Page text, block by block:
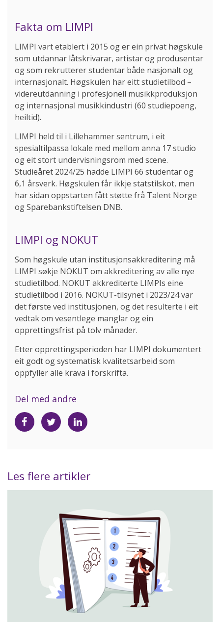
Fakta om LIMPI
LIMPI vart etablert i 2015 og er ein privat høgskule
som utdannar låtskrivarar, artistar og produsentar
og som rekrutterer studentar både nasjonalt og
internasjonalt. Høgskulen har eitt studietilbod –
videreutdanning i profesjonell musikkproduksjon
og internasjonal musikkindustri (60 studiepoeng,
heiltid).
LIMPI held til i Lillehammer sentrum, i eit
spesialtilpassa lokale med mellom anna 17 studio
og eit stort undervisningsrom med scene.
Studieåret 2024/25 hadde LIMPI 66 studentar og
6,1 årsverk. Høgskulen får ikkje statstilskot, men
har sidan oppstarten fått støtte frå Talent Norge
og Sparebankstiftelsen DNB.
LIMPI og NOKUT
Som høgskule utan institusjonsakkreditering må
LIMPI søkje NOKUT om akkreditering av alle nye
studietilbod. NOKUT akkrediterte LIMPIs eine
studietilbod i 2016. NOKUT-tilsynet i 2023/24 var
det første ved institusjonen, og det resulterte i eit
vedtak om vesentlege manglar og ein
opprettingsfrist på tolv månader.
Etter opprettingsperioden har LIMPI dokumentert
eit godt og systematisk kvalitetsarbeid som
oppfyller alle krava i forskrifta.
Del med andre
Del
på
Del
på
Del
på
Les flere artikler